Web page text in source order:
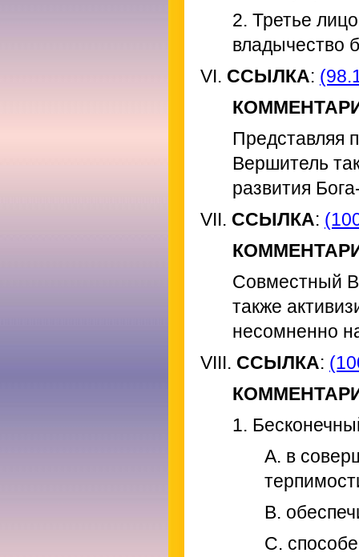
2. Третье
владычество
VI. ССЫЛКА:
Представляя
Вершитель
развития
VII. ССЫЛКА:
Совместный
также
несомненно
VIII. ССЫЛКА:
1.
A. в
B.
C.